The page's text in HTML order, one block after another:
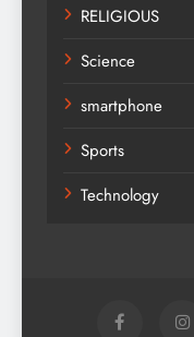
RELIGIOUS
Science
smartphone
Sports
Technology